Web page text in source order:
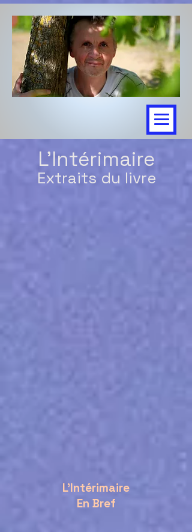
L'Intérimaire
Extraits du livre
L'Intérimaire
En Bref